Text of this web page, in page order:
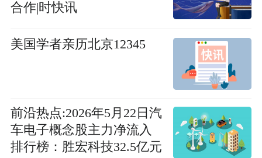
合作|时快讯
美国学者亲历北京12345
前沿热点:2026年5月22日汽
车电子概念股主力净流入
排行榜：胜宏科技32.5亿元